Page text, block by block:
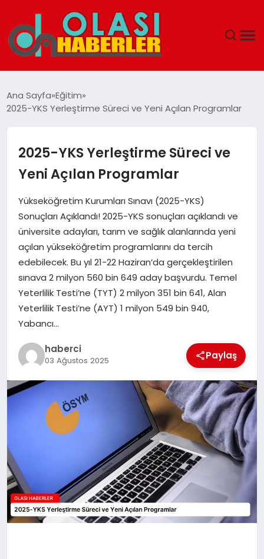
DÜNYA
SAĞLIK
TEKNOLOJI
Ana Sayfa Eğitim
2025-YKS Yerleştirme Süreci ve Yeni Açılan Programlar
2025-YKS Yerleştirme Süreci ve
Yeni Açılan Programlar
Yükseköğretim Kurumları Sınavı (2025-YKS)
Sonuçları Açıklandı! 2025-YKS sonuçları açıklandı ve
üniversite adayları, tarım ve sağlık alanlarında yeni
açılan yükseköğretim programlarını da tercih
edebilecek. Bu yıl 21-22 Haziran’da gerçekleştirilen
sınava 2 milyon 560 bin 649 aday başvurdu. Temel
Yeterlilik Testi’ne (TYT) 2 milyon 351 bin 641, Alan
Yeterlilik Testi’ne (AYT) 1 milyon 549 bin 940,
Yabancı…
haberci
03 Ağustos 2025 Paylaş